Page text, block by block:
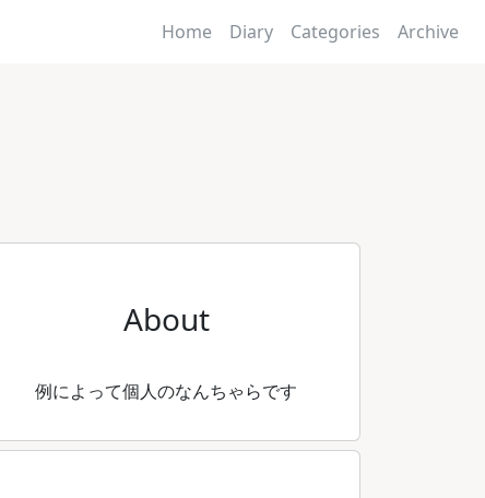
Home Diary Categories Archive
About
例によって個人のなんちゃらです